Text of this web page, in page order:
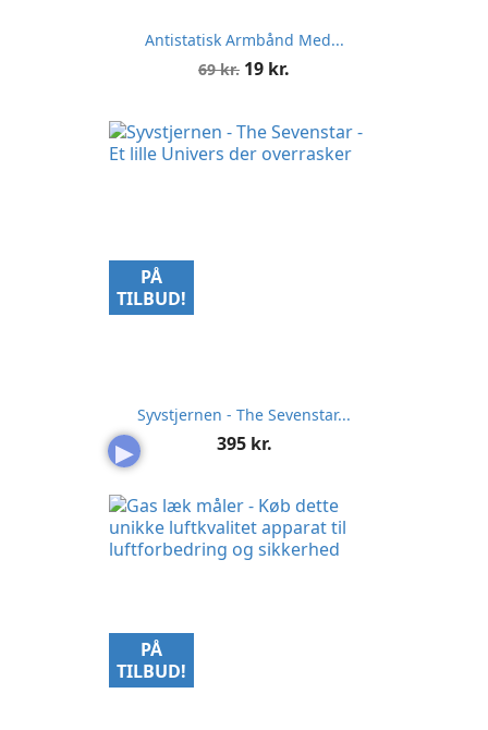
Antistatisk Armbånd Med...
Normalpris
69 kr. Pris
19 kr.
▶
Syvstjernen - The Sevenstar...
Pris
395 kr.
PÅ
TILBUD!
PÅ
TILBUD!